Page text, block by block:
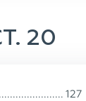
20
127